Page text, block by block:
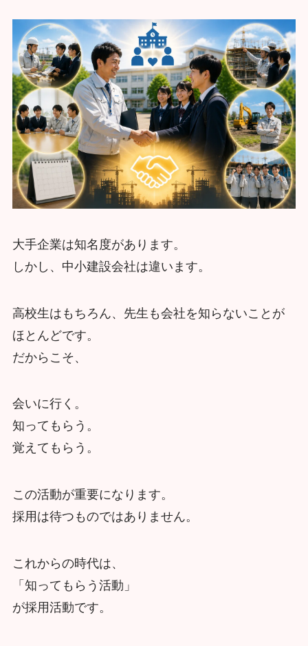
大手企業は知名度があります。
しかし、中小建設会社は違います。
高校生はもちろん、先生も会社を知らないことが
ほとんどです。
だからこそ、
会いに行く。
知ってもらう。
覚えてもらう。
この活動が重要になります。
採用は待つものではありません。
これからの時代は、
「知ってもらう活動」
が採用活動です。